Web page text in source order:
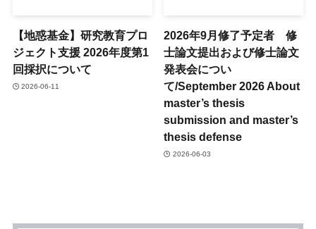
【地惑基金】研究教育プロ
ジェクト支援 2026年度第1
回採択について
2026-06-11
2026年9月修了予定者 修
士論文提出および修士論文
発表会につい
て/September 2026 About
master’s thesis
submission and master’s
thesis defense
2026-06-03